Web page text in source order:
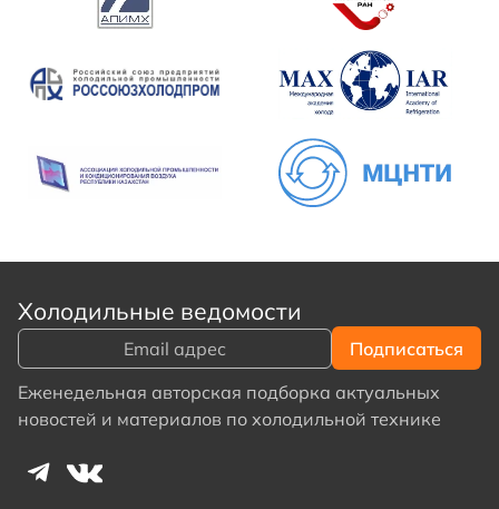
Холодильные ведомости
Еженедельная авторская подборка актуальных
новостей и материалов по холодильной технике